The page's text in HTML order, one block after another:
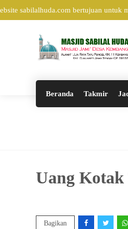
sabilalhuda.com bertujuan untuk
Beranda Takmir
Uang Kotak
Bagikan